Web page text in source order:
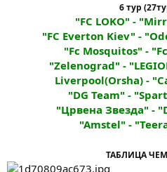
6 тур
"FC LOKO" -
"FC Everton Kiev" -
"Fc Mosquitos" -
"Zelenograd" -
Liverpool(Orsha) -
"DG Team" -
"Црвена Звезда" -
"Amstel" -
ТАБЛИЦА